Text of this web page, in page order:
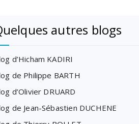
autres blogs
d’Hicham KADIRI
de Philippe BARTH
d’Olivier DRUARD
de Jean-Sébastien DUCHENE